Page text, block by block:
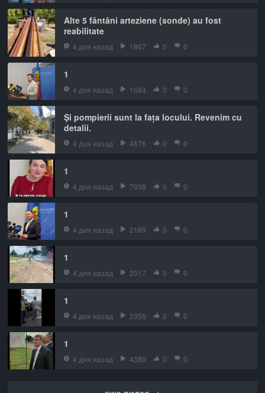
Alte 5 fântâni arteziene (sonde) au fost
reabilitate
4 дня назад 1867 0 0
1
4 дня назад 1684 0 0
Și pompierii sunt la fața locului. Revenim cu
detalii.
4 дня назад 4876 0 0
1
4 дня назад 7938 0 0
1
4 дня назад 2189 0 0
1
4 дня назад 2017 0 0
1
4 дня назад 2356 0 0
1
4 дня назад 4380 0 0